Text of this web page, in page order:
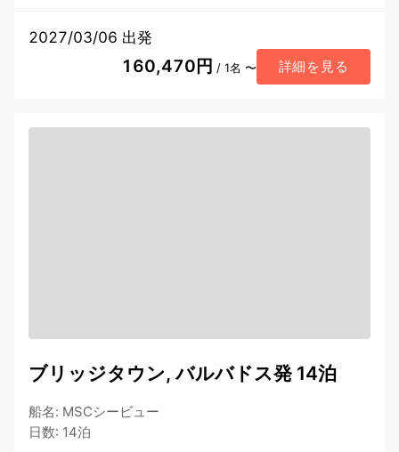
2027/03/06 出発
160,470円 / 1名 〜 詳細を見る
ブリッジタウン, バルバドス発 14泊
船名: MSCシービュー
日数: 14泊